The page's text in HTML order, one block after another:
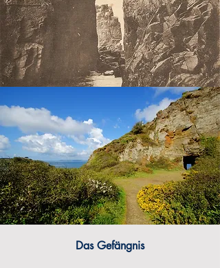
Das Gefängnis